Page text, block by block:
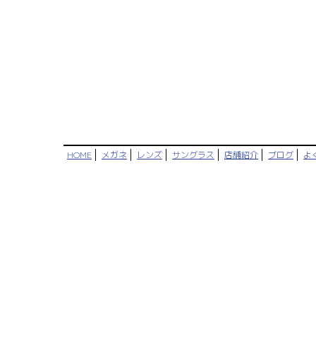
HOME メガネ レンズ サングラス 店舗紹介 ブログ よ